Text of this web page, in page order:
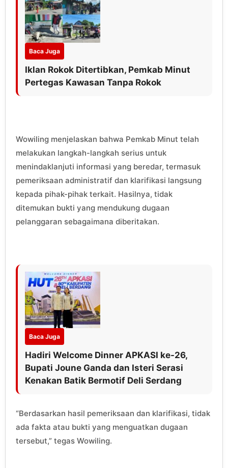
Baca Juga
Iklan Rokok Ditertibkan, Pemkab Minut
Pertegas Kawasan Tanpa Rokok
Wowiling menjelaskan bahwa Pemkab Minut telah
melakukan langkah-langkah serius untuk
menindaklanjuti informasi yang beredar, termasuk
pemeriksaan administratif dan klarifikasi langsung
kepada pihak-pihak terkait. Hasilnya, tidak
ditemukan bukti yang mendukung dugaan
pelanggaran sebagaimana diberitakan.
Baca Juga
Hadiri Welcome Dinner APKASI ke-26,
Bupati Joune Ganda dan Isteri Serasi
Kenakan Batik Bermotif Deli Serdang
“Berdasarkan hasil pemeriksaan dan klarifikasi, tidak
ada fakta atau bukti yang menguatkan dugaan
tersebut,” tegas Wowiling.